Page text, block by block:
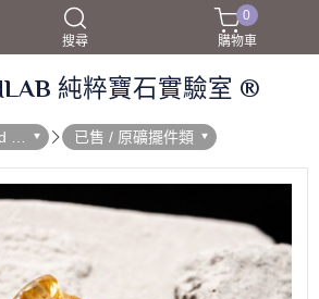
搜尋
0
購物車
純粹寶石實驗室 ®
O
已售 / 原礦擺件類